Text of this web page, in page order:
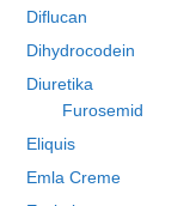
Diflucan
Dihydrocodein
Diuretika
Furosemid
Eliquis
Emla Creme